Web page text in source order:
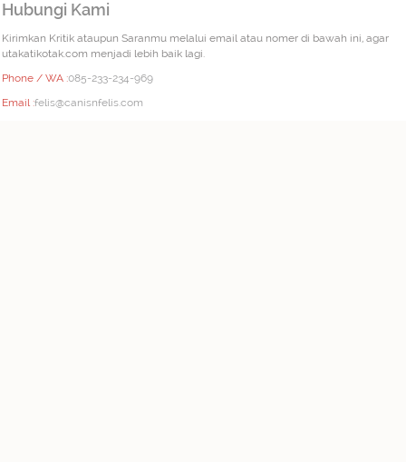
Hubungi Kami
Kirimkan Kritik ataupun Saranmu melalui email atau nomer di bawah ini, agar
utakatikotak.com menjadi lebih baik lagi.
Phone / WA :085-233-234-969
Email :felis@canisnfelis.com